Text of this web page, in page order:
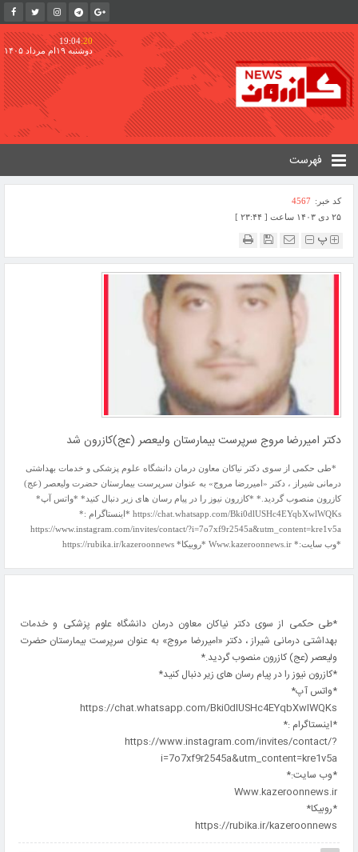
19:04:20
دوشنبه ۱۹ام مرداد ۱۴۰۵
فهرست
کد خبر: 4567
۲۵ دی ۱۴۰۳ ساعت [ ۲۳:۴۴ ]
پ
دکتر امیررضا مروج سرپرست بیمارستان ولیعصر (عج)کازرون شد
*طی حکمی از سوی دکتر نیاکان معاون درمان دانشگاه علوم پزشکی و خدمات بهداشتی
درمانی شیراز ، دکتر «امیررضا مروج» به عنوان سرپرست بیمارستان حضرت ولیعصر (عج)
کازرون منصوب گردید.* *کازرون نیوز را در پیام رسان های زیر دنبال کنید* *واتس آپ*
https://chat.whatsapp.com/Bki0dlUSHc4EYqbXwlWQKs *اینستاگرام :*
https://www.instagram.com/invites/contact/?i=7o7xf9r2545a&utm_content=kre1v5a
*وب سایت:* Www.kazeroonnews.ir *روبیکا* https://rubika.ir/kazeroonnews
*طی حکمی از سوی دکتر نیاکان معاون درمان دانشگاه علوم پزشکی و خدمات
بهداشتی درمانی شیراز ، دکتر «امیررضا مروج» به عنوان سرپرست بیمارستان حضرت
ولیعصر (عج) کازرون منصوب گردید.*
*کازرون نیوز را در پیام رسان های زیر دنبال کنید*
*واتس آپ*
https://chat.whatsapp.com/Bki0dlUSHc4EYqbXwlWQKs
*اینستاگرام :*
https://www.instagram.com/invites/contact/?
i=7o7xf9r2545a&utm_content=kre1v5a
*وب سایت:*
Www.kazeroonnews.ir
*روبیکا*
https://rubika.ir/kazeroonnews